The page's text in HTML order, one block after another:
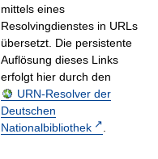
mittels eines
Resolvingdienstes in URLs
übersetzt. Die persistente
Auflösung dieses Links
erfolgt hier durch den
URN-Resolver der
Deutschen
Nationalbibliothek
.